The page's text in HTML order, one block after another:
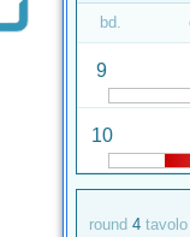
bd.
9
10
round 4 tavolo